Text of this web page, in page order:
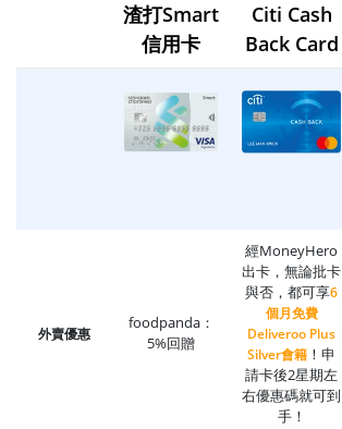
渣打Smart
信用卡
Citi Cash
Back Card
外賣優惠
foodpanda：
5%回贈
經MoneyHero
出卡，無論批卡
與否，都可享6
個月免費
Deliveroo Plus
Silver會籍 ！申
請卡後2星期左
右優惠碼就可到
手！